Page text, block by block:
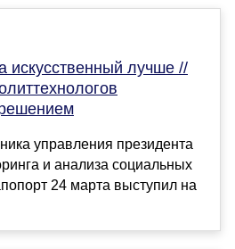
искусственный лучше //
управления президента
и анализа социальных
24 марта выступил на